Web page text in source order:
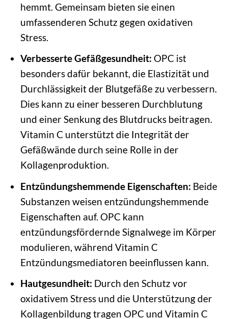
hemmt. Gemeinsam bieten sie einen
umfassenderen Schutz gegen oxidativen
Stress.
Verbesserte Gefäßgesundheit: OPC ist
besonders dafür bekannt, die Elastizität und
Durchlässigkeit der Blutgefäße zu verbessern.
Dies kann zu einer besseren Durchblutung
und einer Senkung des Blutdrucks beitragen.
Vitamin C unterstützt die Integrität der
Gefäßwände durch seine Rolle in der
Kollagenproduktion.
Entzündungshemmende Eigenschaften: Beide
Substanzen weisen entzündungshemmende
Eigenschaften auf. OPC kann
entzündungsfördernde Signalwege im Körper
modulieren, während Vitamin C
Entzündungsmediatoren beeinflussen kann.
Hautgesundheit: Durch den Schutz vor
oxidativem Stress und die Unterstützung der
Kollagenbildung tragen OPC und Vitamin C